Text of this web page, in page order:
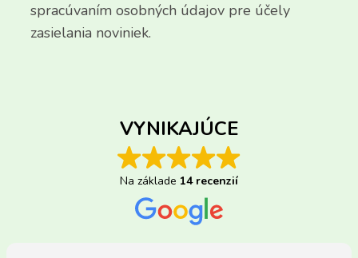
spracúvaním osobných údajov pre účely
zasielania noviniek.
VYNIKAJÚCE
Na základe 14 recenzií